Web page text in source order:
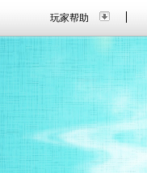
玩家帮助